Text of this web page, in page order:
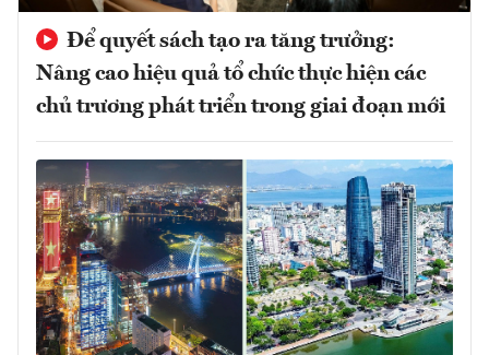
Để quyết sách tạo ra tăng trưởng:
Nâng cao hiệu quả tổ chức thực hiện các
chủ trương phát triển trong giai đoạn mới